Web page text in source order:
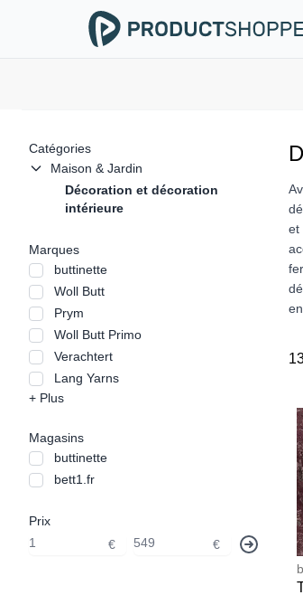
Catégories
Maison & Jardin
Décoration et décoration
intérieure
Marques
buttinette
Woll Butt
Prym
Woll Butt Primo
Verachtert
Lang Yarns
+ Plus
Magasins
buttinette
bett1.fr
Prix
€
€
et